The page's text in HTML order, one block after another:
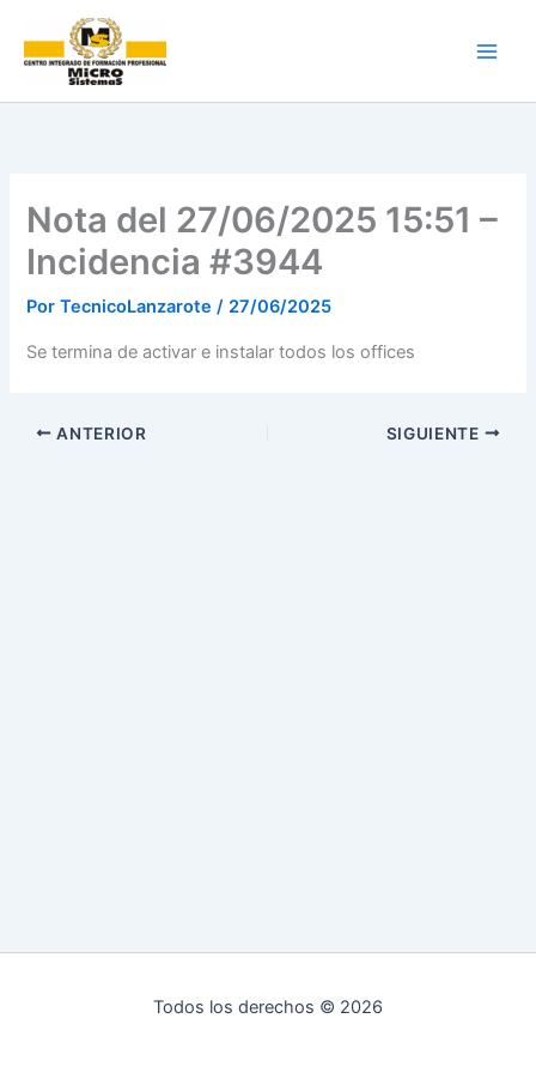
contenido
Nota del 27/06/2025 15:51 –
Incidencia #3944
PorTecnicoLanzarote/ 27/06/2025
Se termina de activar e instalar todos los offices
ANTERIOR SIGUIENTE
Todos los derechos © 2026